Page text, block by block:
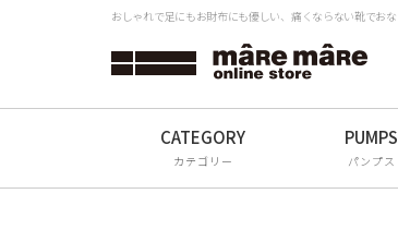
おしゃれで足にもお財布にも優しい、痛くならない靴でお
カテゴリー パンプス
タイプから探す
Women
All